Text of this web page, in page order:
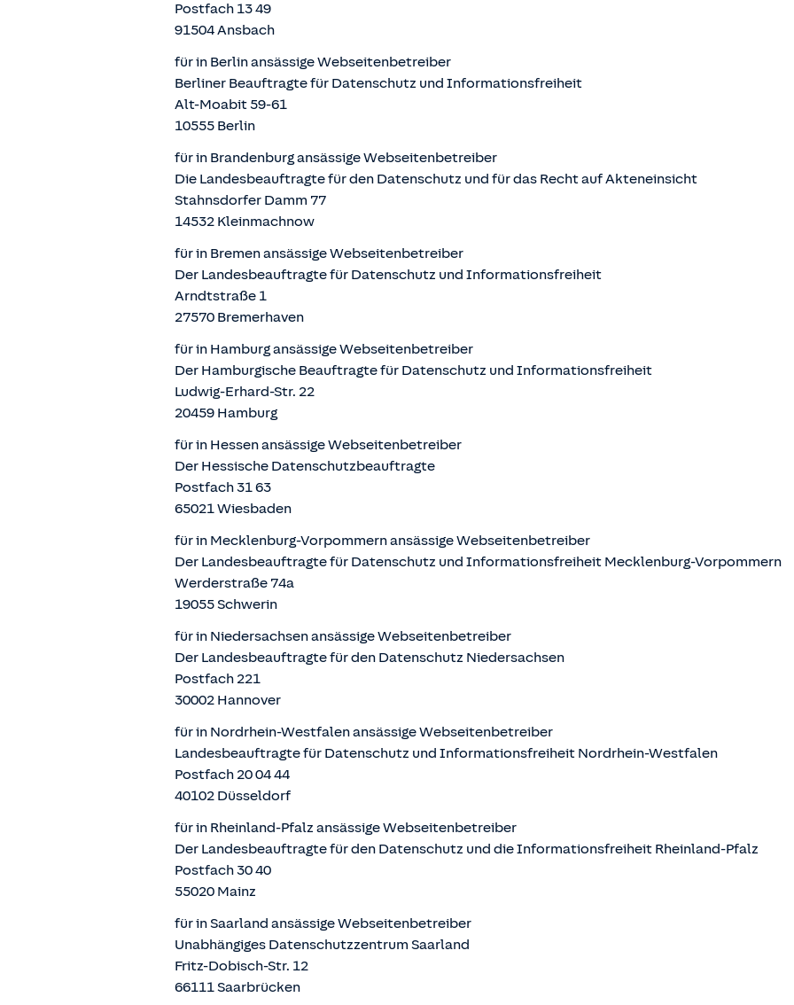
Postfach 13 49
91504 Ansbach
für in Berlin ansässige Webseitenbetreiber
Berliner Beauftragte für Datenschutz und Informationsfreiheit
Alt-Moabit 59-61
10555 Berlin
für in Brandenburg ansässige Webseitenbetreiber
Die Landesbeauftragte für den Datenschutz und für das Recht auf Akteneinsicht
Stahnsdorfer Damm 77
14532 Kleinmachnow
für in Bremen ansässige Webseitenbetreiber
Der Landesbeauftragte für Datenschutz und Informationsfreiheit
Arndtstraße 1
27570 Bremerhaven
für in Hamburg ansässige Webseitenbetreiber
Der Hamburgische Beauftragte für Datenschutz und Informationsfreiheit
Ludwig-Erhard-Str. 22
20459 Hamburg
für in Hessen ansässige Webseitenbetreiber
Der Hessische Datenschutzbeauftragte
Postfach 31 63
65021 Wiesbaden
für in Mecklenburg-Vorpommern ansässige Webseitenbetreiber
Der Landesbeauftragte für Datenschutz und Informationsfreiheit Mecklenburg-Vorpommern
Werderstraße 74a
19055 Schwerin
für in Niedersachsen ansässige Webseitenbetreiber
Der Landesbeauftragte für den Datenschutz Niedersachsen
Postfach 221
30002 Hannover
für in Nordrhein-Westfalen ansässige Webseitenbetreiber
Landesbeauftragte für Datenschutz und Informationsfreiheit Nordrhein-Westfalen
Postfach 20 04 44
40102 Düsseldorf
für in Rheinland-Pfalz ansässige Webseitenbetreiber
Der Landesbeauftragte für den Datenschutz und die Informationsfreiheit Rheinland-Pfalz
Postfach 30 40
55020 Mainz
für in Saarland ansässige Webseitenbetreiber
Unabhängiges Datenschutzzentrum Saarland
Fritz-Dobisch-Str. 12
66111 Saarbrücken